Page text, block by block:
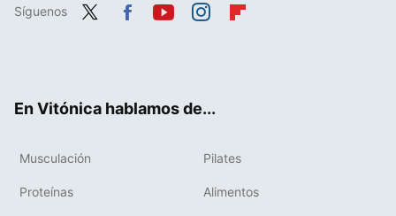
Síguenos
En Vitónica hablamos de...
Musculación Pilates
Proteínas Alimentos